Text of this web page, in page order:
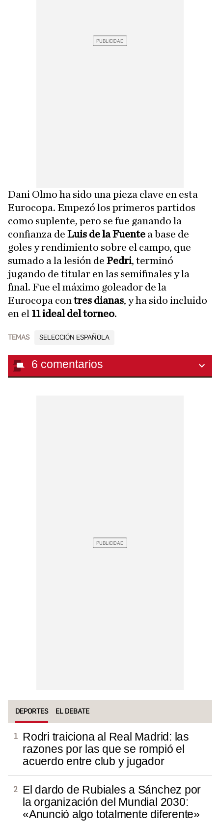
Dani Olmo ha sido una pieza clave en esta
Eurocopa. Empezó los primeros partidos
como suplente, pero se fue ganando la
confianza de Luis de la Fuente a base de
goles y rendimiento sobre el campo, que
sumado a la lesión de Pedri, terminó
jugando de titular en las semifinales y la
final. Fue el máximo goleador de la
Eurocopa con tres dianas, y ha sido incluido
en el 11 ideal del torneo.
TEMAS SELECCIÓN ESPAÑOLA
6 comentarios
DEPORTES EL DEBATE
Rodri traiciona al Real Madrid: las
razones por las que se rompió el
acuerdo entre club y jugador
El dardo de Rubiales a Sánchez por
la organización del Mundial 2030:
«Anunció algo totalmente diferente»